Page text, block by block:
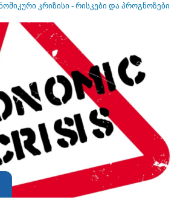
კრიზისი - რისკები და პროგნოზები